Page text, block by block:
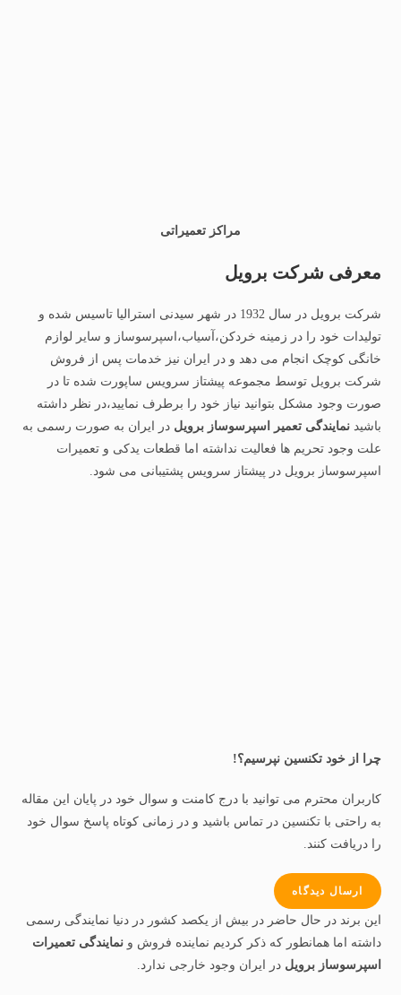
مراکز تعمیراتی
معرفی شرکت برویل
شرکت برویل در سال 1932 در شهر سیدنی استرالیا تاسیس شده و
تولیدات خود را در زمینه خردکن،آسیاب،اسپرسوساز و سایر لوازم
خانگی کوچک انجام می دهد و در ایران نیز خدمات پس از فروش
شرکت برویل توسط مجموعه پیشتاز سرویس ساپورت شده تا در
صورت وجود مشکل بتوانید نیاز خود را برطرف نمایید،در نظر داشته
باشیدنمایندگی تعمیر اسپرسوساز برویل در ایران به صورت رسمی به
علت وجود تحریم ها فعالیت نداشته اما قطعات یدکی و تعمیرات
اسپرسوساز برویل در پیشتاز سرویس پشتیبانی می شود.
چرا از خود تکنسین نپرسیم؟!
کاربران محترم می توانید با درج کامنت و سوال خود در پایان این مقاله
به راحتی با تکنسین در تماس باشید و در زمانی کوتاه پاسخ سوال خود
را دریافت کنند.
ارسال دیدگاه
این برند در حال حاضر در بیش از یکصد کشور در دنیا نمایندگی رسمی
داشته اما همانطور که ذکر کردیم نماینده فروش ونمایندگی تعمیرات
اسپرسوساز برویلدر ایران وجود خارجی ندارد.